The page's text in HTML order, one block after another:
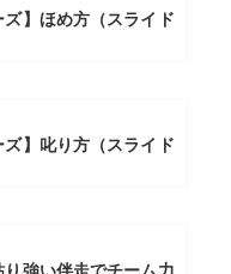
ズ】ほめ方（スライド
ズ】叱り方（スライド